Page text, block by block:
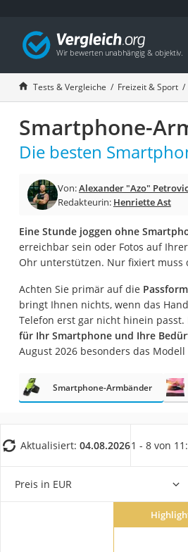
Tests & Vergleiche Freizeit & Sport
Smartphone-
Die besten
Von:Alexander "Azo" Petrovic
Redakteurin: Henriette Ast
Eine Stunde joggen ohne
erreichbar sein oder Fotos auf
Ohr unterstützen. Nur fixiert muss
Achten Sie primär auf die
bringt Ihnen nichts, wenn das
Telefon erst gar nicht hinein passt.
für Ihr Smartphone und Ihre
August 2026 besonders das Modell
Smartphone-Armbänder
Aktualisiert: 04.08.20261 - 8 von 11:
Preis in EUR